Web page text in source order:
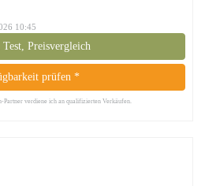
10:45
Preisvergleich
prüfen *
verdiene ich an qualifizierten Verkäufen.